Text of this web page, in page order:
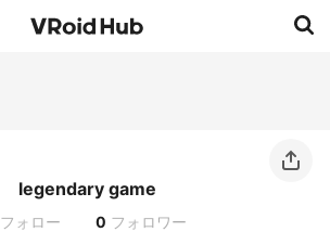
legendary game
フォロー 0 フォロワー